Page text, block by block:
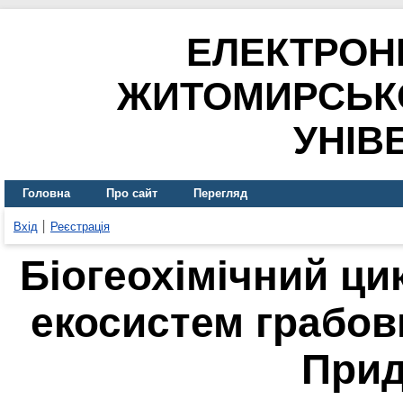
Головна Про сайт Перегляд
Вхід Реєстрація
Біогеохімічний
екосистем